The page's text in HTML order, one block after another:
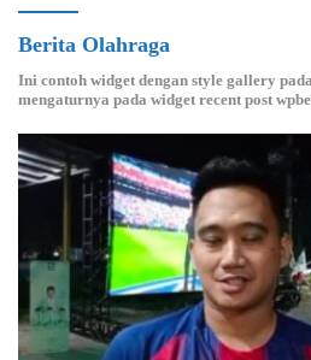
Berita Olahraga
Ini contoh widget dengan style gallery
mengaturnya pada widget recent post